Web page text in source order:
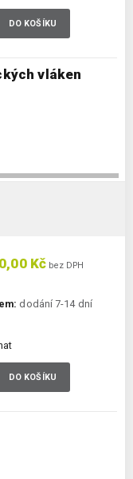
vláken
DO KOŠÍKU
Kč bez DPH
dodání 7-14 dní
DO KOŠÍKU